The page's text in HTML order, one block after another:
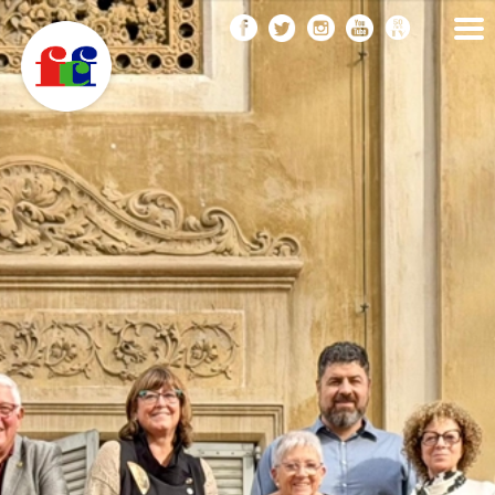
Vés
al
contingut
FEDERACIÓ CATALANA
DE FOTOGRAFIA
F
C
F